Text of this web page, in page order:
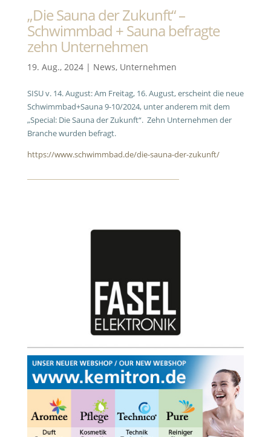
„Die Sauna der Zukunft“ –
Schwimmbad + Sauna befragte
zehn Unternehmen
19. Aug., 2024| News, Unternehmen
SISU v. 14. August: Am Freitag, 16. August, erscheint die neue
Schwimmbad+Sauna 9-10/2024, unter anderem mit dem
„Special: Die Sauna der Zukunft“. Zehn Unternehmen der
Branche wurden befragt.
https://www.schwimmbad.de/die-sauna-der-zukunft/